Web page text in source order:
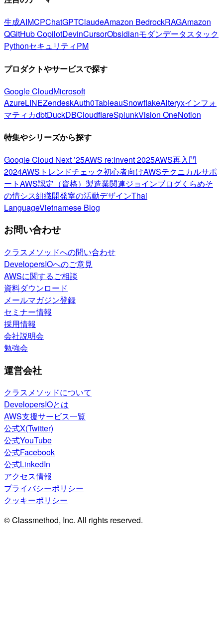
生成AIMCPChatGPTClaudeAmazon BedrockRAGAmazon
QGitHub CopilotDevinCursorObsidianモダンデータスタック
PythonセキュリティPM
プロダクトやサービスで探す
Google CloudMicrosoft
AzureLINEZendeskAuth0TableauSnowflakeAlteryxインフォ
マティカdbtDuckDBCloudflareSplunkVision OneNotion
特集やシリーズから探す
Google Cloud Next ’25AWS re:Invent 2025AWS再入門
2024AWSトレンドチェック初心者向けAWSテクニカルサポ
ートAWS認定（資格） 製造業関連ジョインブログくらめそ
の情シス組織開発室の活動デザインThai
LanguageVietnamese Blog
お問い合わせ
クラスメソッドへの問い合わせ
DevelopersIOへのご意見
AWSに関するご相談
資料ダウンロード
メールマガジン登録
セミナー情報
採用情報
会社説明会
勉強会
運営会社
クラスメソッドについて
DevelopersIOとは
AWS支援サービス一覧
公式X(Twitter)
公式YouTube
公式Facebook
公式LinkedIn
アクセス情報
プライバシーポリシー
クッキーポリシー
© Classmethod, Inc. All rights reserved.